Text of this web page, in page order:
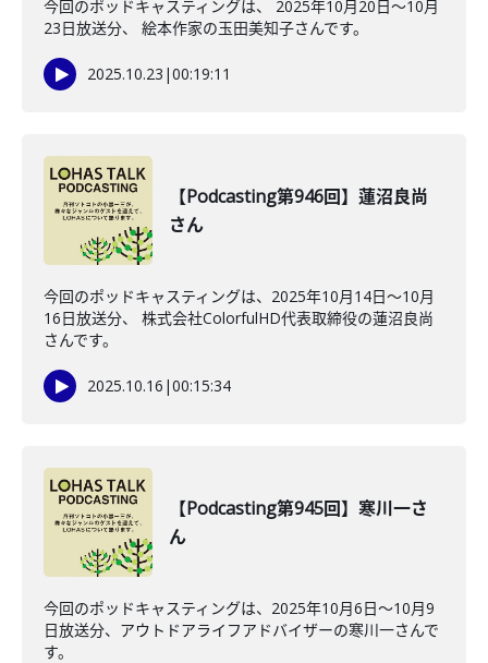
今回のポッドキャスティングは、 2025年10月20日〜10月
23日放送分、 絵本作家の玉田美知子さんです。
2025.10.23 |00:19:11
【Podcasting第946回】蓮沼良尚
さん
今回のポッドキャスティングは、2025年10月14日〜10月
16日放送分、 株式会社ColorfulHD代表取締役の蓮沼良尚
さんです。
2025.10.16 |00:15:34
【Podcasting第945回】寒川一さ
ん
今回のポッドキャスティングは、2025年10月6日〜10月9
日放送分、アウトドアライフアドバイザーの寒川一さんで
す。